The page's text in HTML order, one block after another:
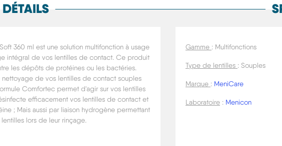
DÉTAILS
360 ml est une solution multifonction à usage
intégral de vos lentilles de contact. Ce produit
les dépôts de protéines ou les bactéries.
de vos lentilles de contact souples
Comfortec permet d'agir sur vos lentilles
efficacement vos lentilles de contact et
; Mais aussi par liaison hydrogène permettant
lors de leur rinçage.
Gamme : Multifonctions
Type de lentilles : Souples
Marque : MeniCare
Laboratoire : Menicon